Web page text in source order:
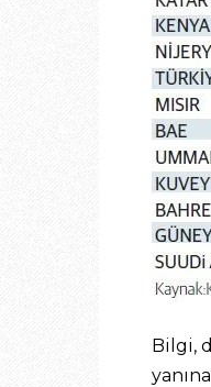
Bilgi,